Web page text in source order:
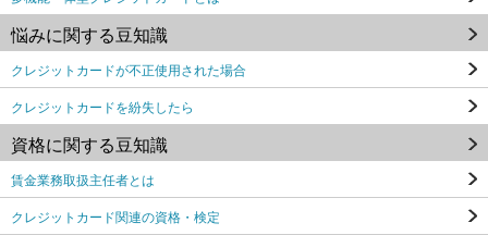
悩みに関する豆知識
クレジットカードが不正使用された場合
クレジットカードを紛失したら
資格に関する豆知識
賃金業務取扱主任者とは
クレジットカード関連の資格・検定